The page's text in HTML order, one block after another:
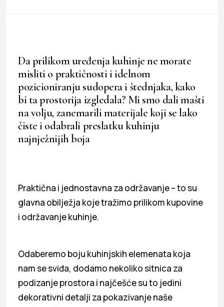
Da prilikom uređenja kuhinje ne morate
misliti o praktičnosti i idelnom
pozicioniranju sudopera i štednjaka, kako
bi ta prostorija izgledala? Mi smo dali mašti
na volju, zanemarili materijale koji se lako
čiste i odabrali preslatku kuhinju
najnježnijih boja
Praktična i jednostavna za održavanje – to su
glavna obilježja koje tražimo prilikom kupovine
i održavanje kuhinje.
Odaberemo boju kuhinjskih elemenata koja
nam se sviđa, dodamo nekoliko sitnica za
podizanje prostora i najčešće su to jedini
dekorativni detalji za pokazivanje naše